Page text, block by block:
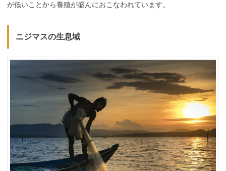
が低いことから養殖が盛んにおこなわれています。
ニジマスの生息域